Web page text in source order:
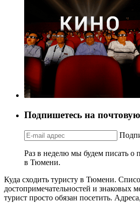
Подпишетесь на
Раз в неделю мы будем писать о
в Тюмени.
Куда сходить туристу в Тюмени.
достопримечательностей и знаковых
турист просто обязан посетить.